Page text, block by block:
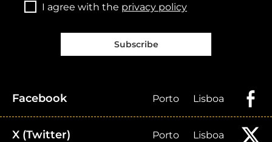
I agree with the privacy policy
Subscribe
Facebook Porto Lisboa
X (Twitter) Porto Lisboa